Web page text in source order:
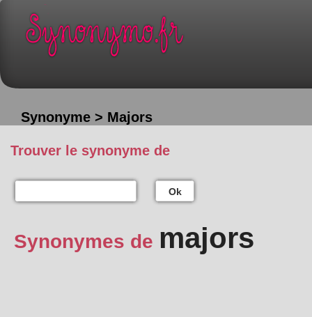
Synonyme > Majors
Trouver le synonyme de
Ok
Synonymes de majors